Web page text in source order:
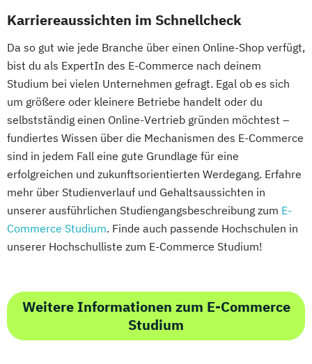
Karriereaussichten im Schnellcheck
Da so gut wie jede Branche über einen Online-Shop verfügt,
bist du als ExpertIn des E-Commerce nach deinem
Studium bei vielen Unternehmen gefragt. Egal ob es sich
um größere oder kleinere Betriebe handelt oder du
selbstständig einen Online-Vertrieb gründen möchtest –
fundiertes Wissen über die Mechanismen des E-Commerce
sind in jedem Fall eine gute Grundlage für eine
erfolgreichen und zukunftsorientierten Werdegang. Erfahre
mehr über Studienverlauf und Gehaltsaussichten in
unserer ausführlichen Studiengangsbeschreibung zum E-
Commerce Studium. Finde auch passende Hochschulen in
unserer Hochschulliste zum E-Commerce Studium!
Weitere Informationen zum E-Commerce
Studium